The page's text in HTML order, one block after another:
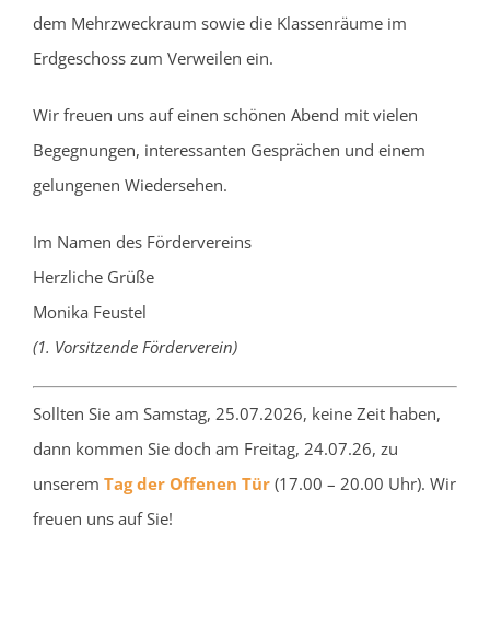
dem Mehrzweckraum sowie die Klassenräume im
Erdgeschoss zum Verweilen ein.
Wir freuen uns auf einen schönen Abend mit vielen
Begegnungen, interessanten Gesprächen und einem
gelungenen Wiedersehen.
Im Namen des Fördervereins
Herzliche Grüße
Monika Feustel
(1. Vorsitzende Förderverein)
Sollten Sie am Samstag, 25.07.2026, keine Zeit haben,
dann kommen Sie doch am Freitag, 24.07.26, zu
unserem Tag der Offenen Tür(17.00 – 20.00 Uhr). Wir
freuen uns auf Sie!